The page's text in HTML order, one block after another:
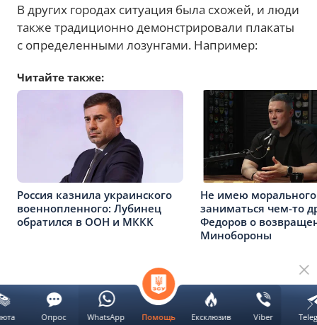
В других городах ситуация была схожей, и люди
также традиционно демонстрировали плакаты
с определенными лозунгами. Например:
Читайте также:
Россия казнила украинского
военнопленного: Лубинец
обратился в ООН и МККК
Не имею
заниматься чем-то
Федоров о
Минобороны
Реклама
Помощь Ексклюзив Viber
Опрос WhatsApp